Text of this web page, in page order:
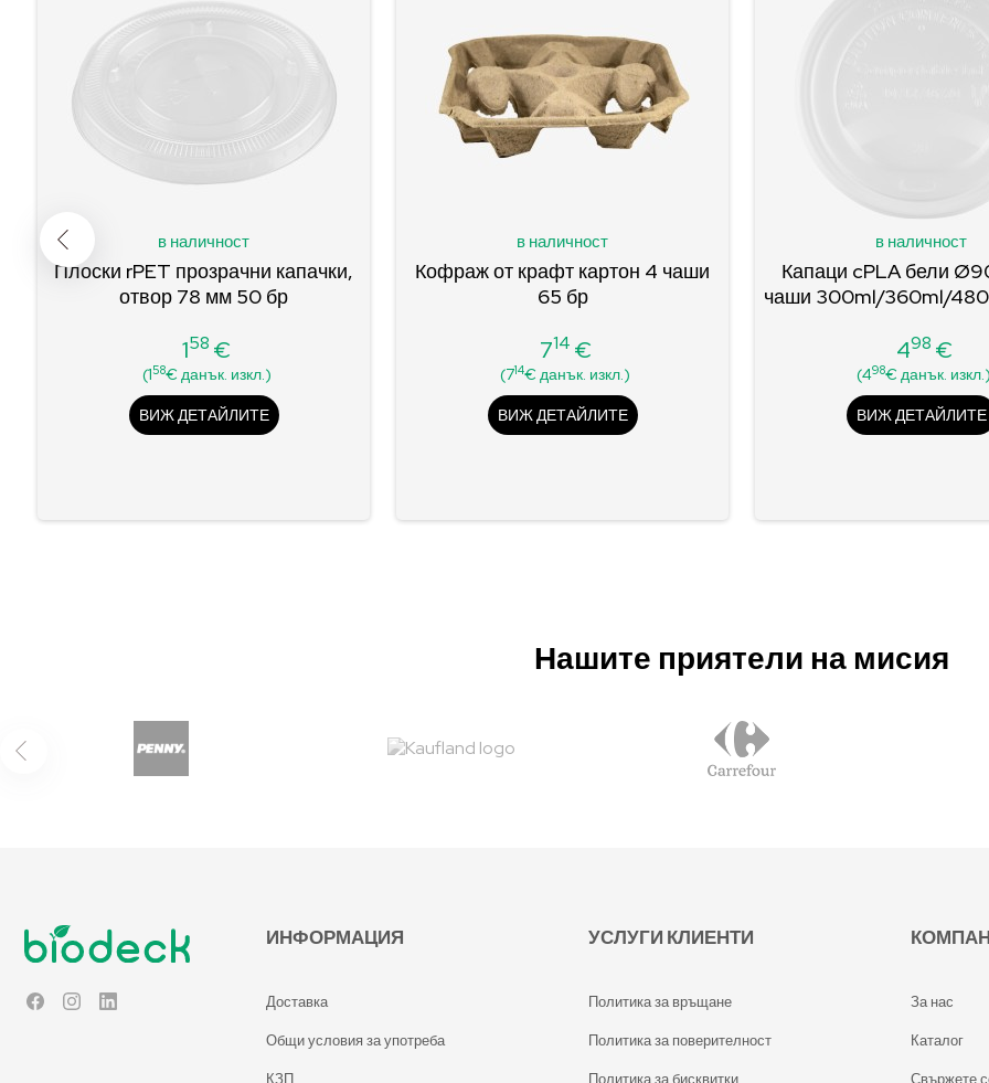
в наличност
Плоски rPET прозрачни капачки,
отвор 78 мм 50 бр
Цена
158 €
(158€ данък. изкл.)
ВИЖ ДЕТАЙЛИТЕ
в наличност
Кофраж от крафт картон 4 чаши
65 бр
Цена
714 €
(714€ данък. изкл.)
ВИЖ ДЕТАЙЛИТЕ
в наличност
Капаци cPLA бели
чаши 300ml/360ml/
Цена
498 €
(498€ данък. изкл.)
ВИЖ ДЕТАЙЛИТЕ
Нашите приятели на мисия
FacebookInstagram
ИНФОРМАЦИЯ
Доставка
Общи условия за употреба
КЗП
УСЛУГИ КЛИЕНТИ
Политика за връщане
Политика за поверителност
Политика за бисквитки
За нас
Каталог
Свържете